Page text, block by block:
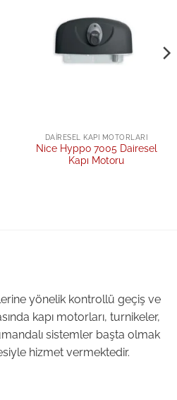
DAIRESEL KAPI MOTORLARI
Nice Hyppo 7005 Dairesel
Kapı Motoru
yönelik kontrollü geçiş ve
kapı motorları, turnikeler,
sistemler başta olmak
hizmet vermektedir.